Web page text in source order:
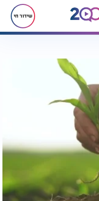
שידור חי